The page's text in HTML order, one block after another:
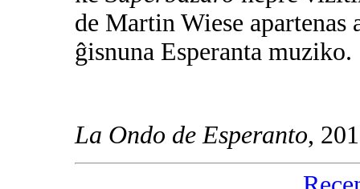
de Martin Wiese
ĝisnuna Esperanta muziko.
La Ondo de Esperanto,